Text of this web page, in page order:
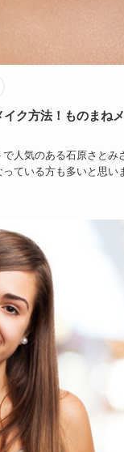
ク方法！ものまね
で人気のある石原さとみ
ている方も多いと思い